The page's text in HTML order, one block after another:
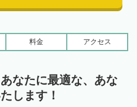
料金 アクセス
なたに最適な、あな
します！